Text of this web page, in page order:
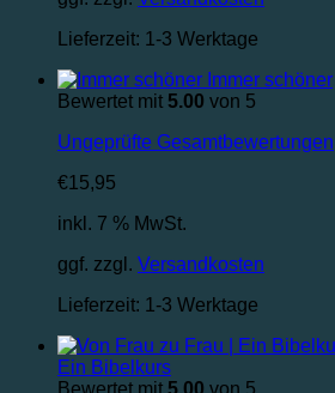
Lieferzeit: 1-3 Werktage
Immer schöner
Bewertet mit 5.00 von 5
Ungeprüfte Gesamtbewertungen
€15,95
inkl. 7 % MwSt.
ggf. zzgl. Versandkosten
Lieferzeit: 1-3 Werktage
Ein Bibelkurs
Bewertet mit 5.00 von 5